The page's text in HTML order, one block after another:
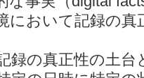
において記録の
録の真正性の土台